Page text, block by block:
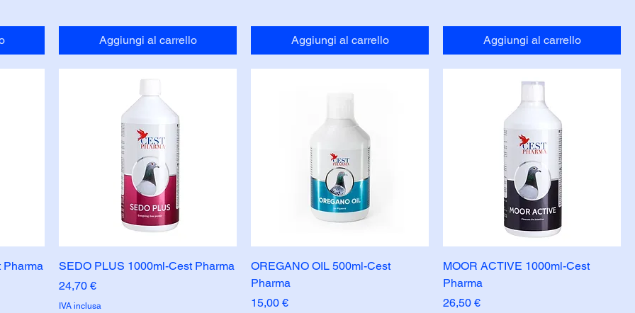
Aggiungi al carrello Aggiungi al carrello Aggiungi al carrello
Pharma
SEDO PLUS 1000ml-Cest Pharma
Prezzo
24,70 €
IVA inclusa
OREGANO OIL 500ml-Cest
Pharma
Prezzo
15,00 €
MOOR ACTIVE 1000ml-Cest
Pharma
Prezzo
26,50 €